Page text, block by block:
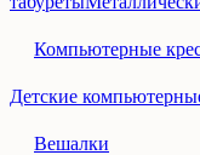
Компьютерные
Детские
Вешалки